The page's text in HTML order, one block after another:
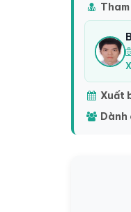
Xuất
Dành